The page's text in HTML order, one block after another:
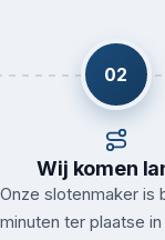
02
Wij komen
Onze slotenmaker is
minuten ter plaatse